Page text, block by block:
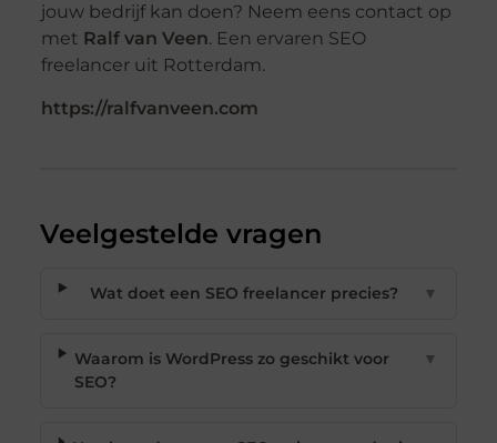
jouw bedrijf kan doen? Neem eens contact op
met Ralf van Veen. Een ervaren SEO
freelancer uit Rotterdam.
https://ralfvanveen.com
Veelgestelde vragen
Wat doet een SEO freelancer precies? ▼
Waarom is WordPress zo geschikt voor
SEO?
▼